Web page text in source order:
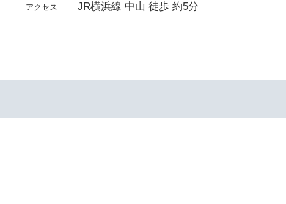
JR横浜線 中山 徒歩 約5分